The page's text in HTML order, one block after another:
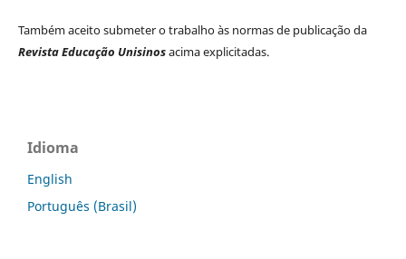
Também aceito submeter o trabalho às normas de publicação da
Revista Educação Unisinosacima explicitadas.
Idioma
English
Português (Brasil)